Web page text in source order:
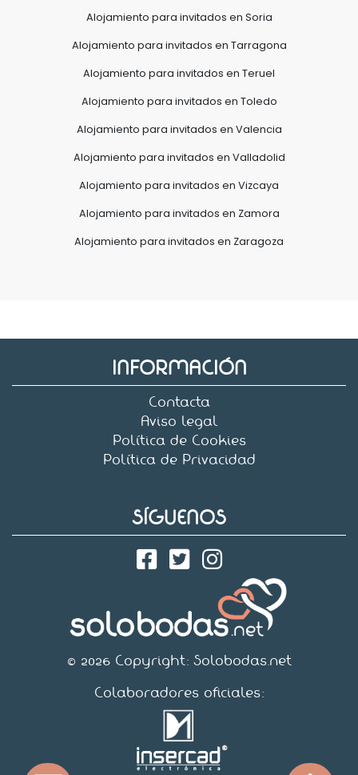
Alojamiento para invitados en Soria
Alojamiento para invitados en Tarragona
Alojamiento para invitados en Teruel
Alojamiento para invitados en Toledo
Alojamiento para invitados en Valencia
Alojamiento para invitados en Valladolid
Alojamiento para invitados en Vizcaya
Alojamiento para invitados en Zamora
Alojamiento para invitados en Zaragoza
INFORMACIÓN
Contacta
Aviso legal
Política de Cookies
Política de Privacidad
SÍGUENOS
© 2026 Copyright: Solobodas.net
Colaboradores oficiales: